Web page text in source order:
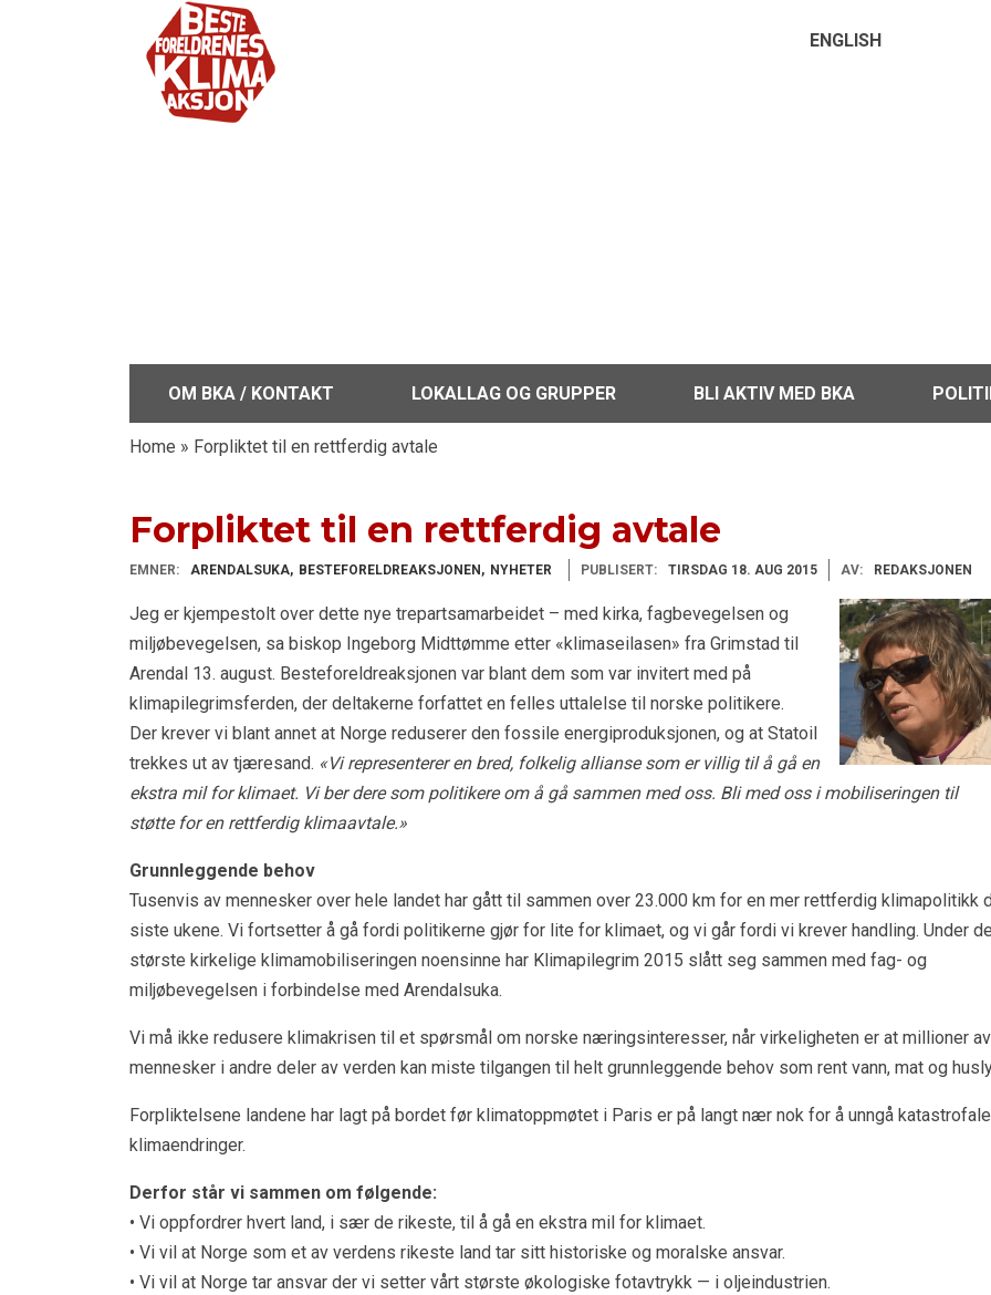
ENGLISH
OM BKA / KONTAKT LOKALLAG OG GRUPPER BLI AKTIV MED BKA
Home » Forpliktet til en rettferdig avtale
Forpliktet til en rettferdig avtale
EMNER: ARENDALSUKA BESTEFORELDREAKSJONEN NYHETER PUBLISERT: TIRSDAG 18. AUG 2015 AV: REDAKSJONEN
Jeg er kjempestolt over dette nye trepartsamarbeidet – med kirka, fagbevegelsen og
miljøbevegelsen, sa biskop Ingeborg Midttømme etter «klimaseilasen» fra Grimstad til
Arendal 13. august. Besteforeldreaksjonen var blant dem som var invitert med på
klimapilegrimsferden, der deltakerne forfattet en felles uttalelse til norske politikere.
Der krever vi blant annet at Norge reduserer den fossile energiproduksjonen, og at Statoil
trekkes ut av tjæresand. «Vi representerer en bred, folkelig allianse som er villig til å gå en
ekstra mil for klimaet. Vi ber dere som politikere om å gå sammen med oss. Bli med oss i mobiliseringen til
støtte for en rettferdig klimaavtale.»
Grunnleggende behov
Tusenvis av mennesker over hele landet har gått til sammen over 23.000 km for en mer rettferdig klimapolitikk
siste ukene. Vi fortsetter å gå fordi politikerne gjør for lite for klimaet, og vi går fordi vi krever handling. Under
største kirkelige klimamobiliseringen noensinne har Klimapilegrim 2015 slått seg sammen med fag- og
miljøbevegelsen i forbindelse med Arendalsuka.
Vi må ikke redusere klimakrisen til et spørsmål om norske næringsinteresser, når virkeligheten er at millioner av
mennesker i andre deler av verden kan miste tilgangen til helt grunnleggende behov som rent vann, mat og
Forpliktelsene landene har lagt på bordet før klimatoppmøtet i Paris er på langt nær nok for å unngå katastrofale
klimaendringer.
Derfor står vi sammen om følgende:
• Vi oppfordrer hvert land, i sær de rikeste, til å gå en ekstra mil for klimaet.
• Vi vil at Norge som et av verdens rikeste land tar sitt historiske og moralske ansvar.
• Vi vil at Norge tar ansvar der vi setter vårt største økologiske fotavtrykk — i oljeindustrien.